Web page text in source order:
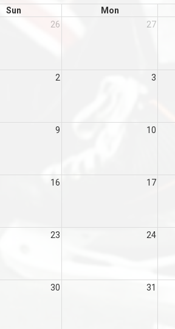
Sun Mon
26
27
2 3
9 10
16 17
23 24
30 31